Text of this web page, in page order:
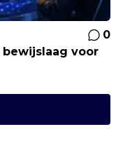
0
voor